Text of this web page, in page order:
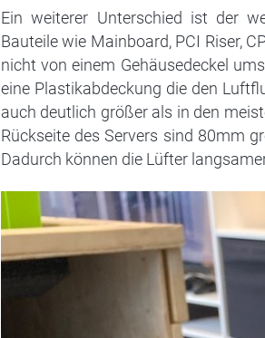
Ein weiterer Unterschied ist der
Bauteile wie Mainboard, PCI Riser,
nicht von einem Gehäusedeckel
eine Plastikabdeckung die den
auch deutlich größer als in den
Rückseite des Servers sind 80mm
Dadurch können die Lüfter